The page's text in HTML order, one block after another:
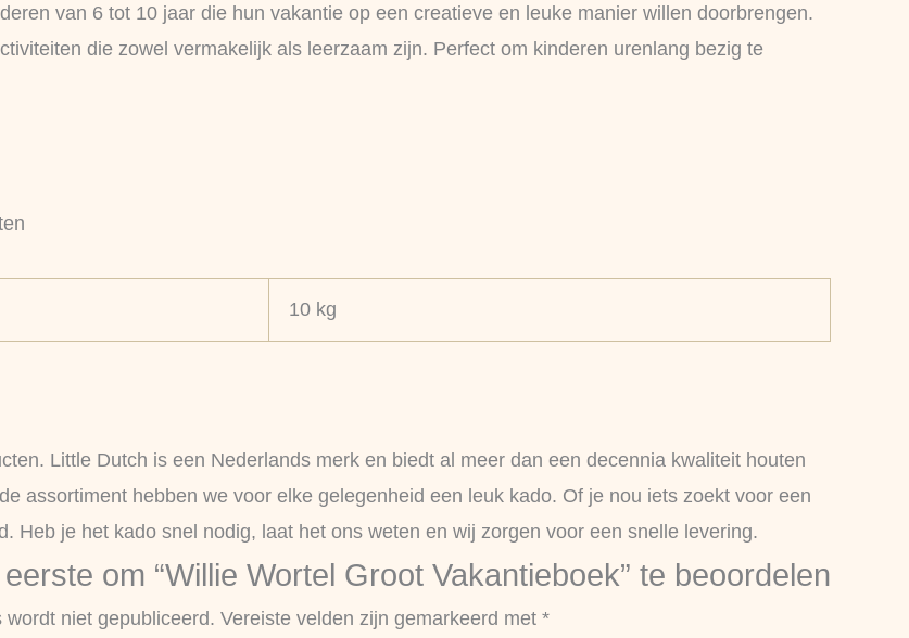
van 6 tot 10 jaar die hun vakantie op een creatieve en leuke manier willen doorbrengen.
die zowel vermakelijk als leerzaam zijn. Perfect om kinderen urenlang bezig te
10 kg
Little Dutch is een Nederlands merk en biedt al meer dan een decennia kwaliteit houten
assortiment hebben we voor elke gelegenheid een leuk kado. Of je nou iets zoekt voor een
Heb je het kado snel nodig, laat het ons weten en wij zorgen voor een snelle levering.
om “Willie Wortel Groot Vakantieboek” te beoordelen
wordt niet gepubliceerd. Vereiste velden zijn gemarkeerd met *